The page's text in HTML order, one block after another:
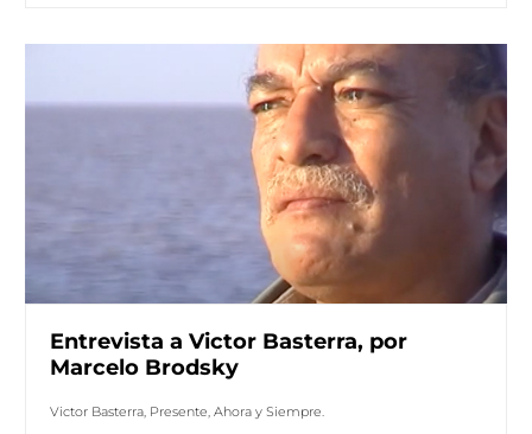
Entrevista a Victor Basterra, por
Marcelo Brodsky
Victor Basterra, Presente, Ahora y Siempre.